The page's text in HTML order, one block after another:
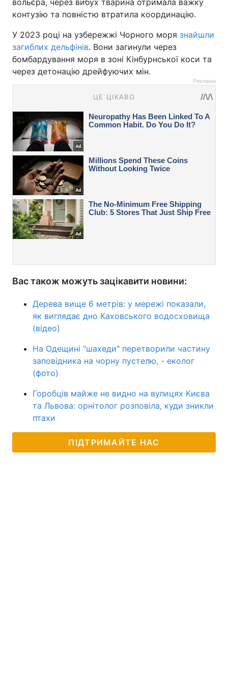
контузію та повністю втратила координацію.
У 2023 році на узбережжі Чорного моря знайшли
загиблих дельфінів. Вони загинули через
бомбардування моря в зоні Кінбурнської коси та
через детонацію дрейфуючих мін.
Реклама
Вас також можуть зацікавити новини:
Дерева вище 6 метрів: у мережі показали,
як виглядає дно Каховського водосховища
(відео)
На Одещині "шахеди" перетворили частину
заповідника на чорну пустелю, - еколог
(фото)
Горобців майже не видно на вулицях Києва
та Львова: орнітолог розповіла, куди зникли
птахи
ПІДТРИМАЙТЕ НАС